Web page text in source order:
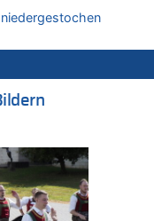
Eimerscheid zu
steckt hinter den
steckt hinter den
steckt hinter den